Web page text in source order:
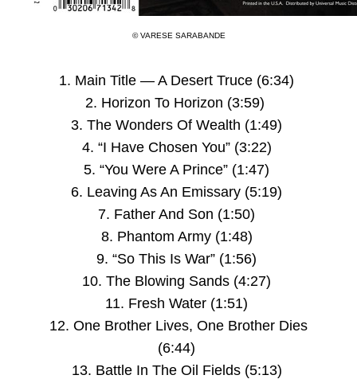
© VARESE SARABANDE
1. Main Title — A Desert Truce (6:34)
2. Horizon To Horizon (3:59)
3. The Wonders Of Wealth (1:49)
4. “I Have Chosen You” (3:22)
5. “You Were A Prince” (1:47)
6. Leaving As An Emissary (5:19)
7. Father And Son (1:50)
8. Phantom Army (1:48)
9. “So This Is War” (1:56)
10. The Blowing Sands (4:27)
11. Fresh Water (1:51)
12. One Brother Lives, One Brother Dies
(6:44)
13. Battle In The Oil Fields (5:13)